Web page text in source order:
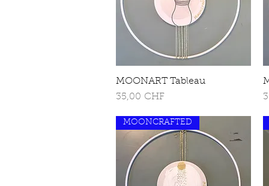
Schnellansicht
MOONART Tableau
Preis
35,00 CHF
MOONCRAFTED